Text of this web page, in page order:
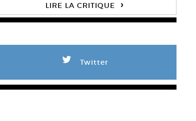
LIRE LA CRITIQUE ›
L Twitter